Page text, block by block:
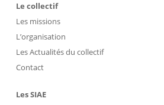
Le collectif
Les missions
L’organisation
Les Actualités du collectif
Contact
Les SIAE